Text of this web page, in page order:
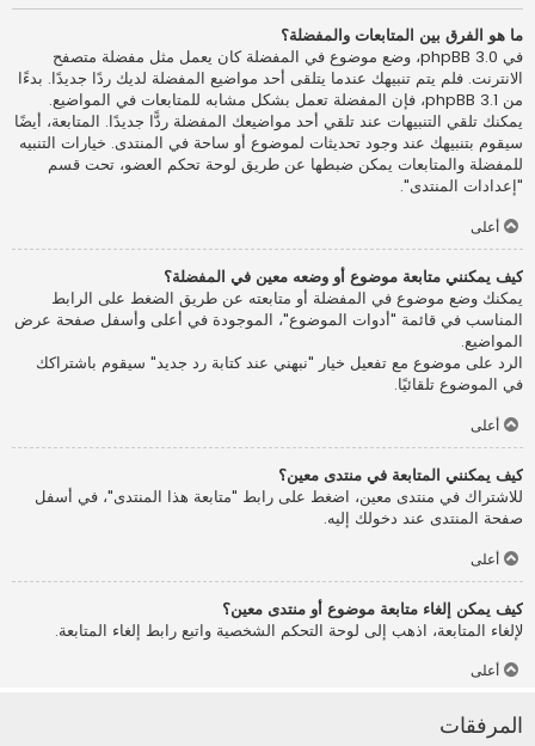
ما هو الفرق بين المتابعات والمفضلة؟
في phpBB 3.0، وضع موضوع في المفضلة كان يعمل مثل مفضلة متصفح
الانترنت. فلم يتم تنبيهك عندما يتلقى أحد مواضيع المفضلة لديك ردًا جديدًا. بدءًا
من phpBB 3.1، فإن المفضلة تعمل بشكل مشابه للمتابعات في المواضيع.
يمكنك تلقي التنبيهات عند تلقي أحد مواضيعك المفضلة ردًّا جديدًا. المتابعة، أيضًا
سيقوم بتنبيهك عند وجود تحديثات لموضوع أو ساحة في المنتدى. خيارات التنبيه
للمفضلة والمتابعات يمكن ضبطها عن طريق لوحة تحكم العضو، تحت قسم
"إعدادات المنتدى".
أعلى
كيف يمكنني متابعة موضوع أو وضعه معين في المفضلة؟
يمكنك وضع موضوع في المفضلة أو متابعته عن طريق الضغط على الرابط
المناسب في قائمة "أدوات الموضوع"، الموجودة في أعلى وأسفل صفحة عرض
المواضيع.
الرد على موضوع مع تفعيل خيار "نبهني عند كتابة رد جديد" سيقوم باشتراكك
في الموضوع تلقائيًا.
أعلى
كيف يمكنني المتابعة في منتدى معين؟
للاشتراك في منتدى معين، اضغط على رابط "متابعة هذا المنتدى"، في أسفل
صفحة المنتدى عند دخولك إليه.
أعلى
كيف يمكن إلغاء متابعة موضوع أو منتدى معين؟
لإلغاء المتابعة، اذهب إلى لوحة التحكم الشخصية واتبع رابط إلغاء المتابعة.
أعلى
المرفقات